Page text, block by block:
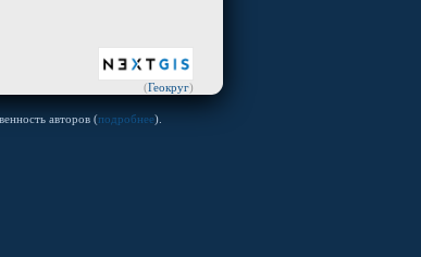
(Геокруг)
авторов (подробнее).